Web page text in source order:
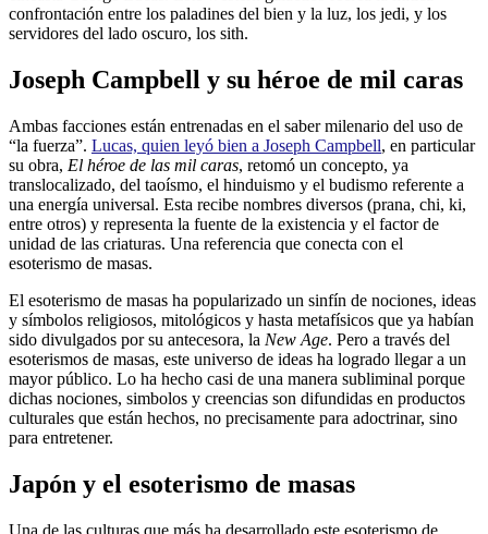
confrontación entre los paladines del bien y la luz, los jedi, y los
servidores del lado oscuro, los sith.
Joseph Campbell y su héroe de mil caras
Ambas facciones están entrenadas en el saber milenario del uso de
“la fuerza”. Lucas, quien leyó bien a Joseph Campbell, en particular
su obra, El héroe de las mil caras, retomó un concepto, ya
translocalizado, del taoísmo, el hinduismo y el budismo referente a
una energía universal. Esta recibe nombres diversos (prana, chi, ki,
entre otros) y representa la fuente de la existencia y el factor de
unidad de las criaturas. Una referencia que conecta con el
esoterismo de masas.
El esoterismo de masas ha popularizado un sinfín de nociones, ideas
y símbolos religiosos, mitológicos y hasta metafísicos que ya habían
sido divulgados por su antecesora, la New Age. Pero a través del
esoterismos de masas, este universo de ideas ha logrado llegar a un
mayor público. Lo ha hecho casi de una manera subliminal porque
dichas nociones, simbolos y creencias son difundidas en productos
culturales que están hechos, no precisamente para adoctrinar, sino
para entretener.
Japón y el esoterismo de masas
Una de las culturas que más ha desarrollado este esoterismo de